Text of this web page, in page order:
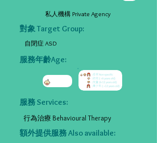
私人機構 Private Agency
對象 Target Group:
自閉症 ASD
服務年齡Age:
服務 Services:
行為治療 Behavioural Therapy
額外提供服務 Also available: